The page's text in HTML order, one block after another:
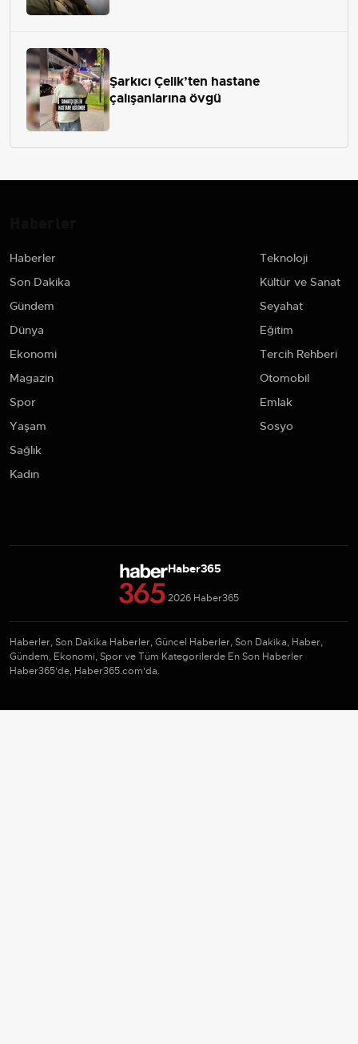
Şarkıcı Çelik’ten hastane
çalışanlarına övgü
Haberler
Son Dakika
Gündem
Dünya
Ekonomi
Magazin
Spor
Yaşam
Sağlık
Kadın
Teknoloji
Kültür ve Sanat
Seyahat
Eğitim
Tercih Rehberi
Otomobil
Emlak
Sosyo
Haber365
2026 Haber365
Haberler, Son Dakika Haberler, Güncel Haberler, Son Dakika, Haber,
Gündem, Ekonomi, Spor ve Tüm Kategorilerde En Son Haberler
Haber365'de, Haber365.com'da.